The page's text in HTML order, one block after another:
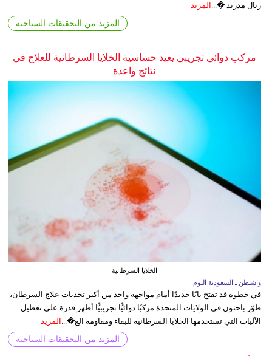
ريال مدريد �... المزيد
المزيد من التحقيقات السياحية
مركب دوائي تجريبي يعيد حساسية الخلايا السرطانية للعلاج في
نتائج واعدة
الخلايا السرطانية
واشنطن ـ السعودية اليوم
في خطوة قد تفتح بابًا جديدًا أمام مواجهة واحد من أكبر تحديات علاج السرطان،
طوّر باحثون في الولايات المتحدة مركبًا دوائيًّا تجريبيًّا أظهر قدرة على تعطيل
الآليات التي تستخدمها الخلايا السرطانية للبقاء ومقاومة الع�... المزيد
المزيد من التحقيقات السياحية